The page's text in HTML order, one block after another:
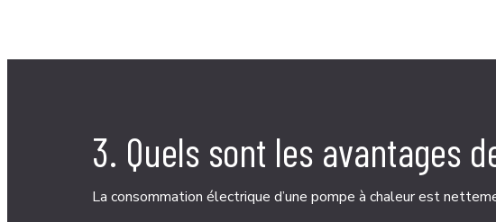
3. Quels sont les avantages
La consommation électrique d’une pompe à chaleur est